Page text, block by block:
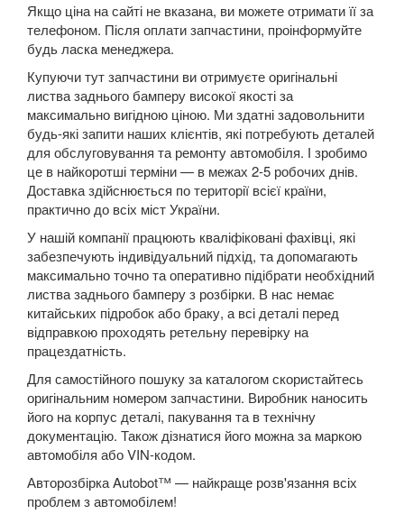
5 Series E60
5 Series E61
M5 E60/E61
5 Series F07 GT
5 Series F10
M5 F10
5 Series F11
5 Series G30/G31
5 Series G60/G61/G68
5 Series G60/G61 mHEV
5 Series i5 (G60E/G61E/G68E)
M5 F90
6 Series E63
6 Series E64
Якщо ціна на сайті не вказана, ви можете отримати її за
телефоном. Після оплати запчастини, проінформуйте
будь ласка менеджера.
Купуючи тут запчастини ви отримуєте оригінальні
листва заднього бамперу високої якості за
максимально вигідною ціною. Ми здатні задовольнити
будь-які запити наших клієнтів, які потребують деталей
для обслуговування та ремонту автомобіля. І зробимо
це в найкоротші терміни — в межах 2-5 робочих днів.
Доставка здійснюється по території всієї країни,
практично до всіх міст України.
У нашій компанії працюють кваліфіковані фахівці, які
забезпечують індивідуальний підхід, та допомагають
максимально точно та оперативно підібрати необхідний
листва заднього бамперу з розбірки. В нас немає
китайських підробок або браку, а всі деталі перед
відправкою проходять ретельну перевірку на
працездатність.
Для самостійного пошуку за каталогом скористайтесь
оригінальним номером запчастини. Виробник наносить
його на корпус деталі, пакування та в технічну
документацію. Також дізнатися його можна за маркою
автомобіля або VIN-кодом.
Авторозбірка Autobot™ — найкраще розв'язання всіх
проблем з автомобілем!